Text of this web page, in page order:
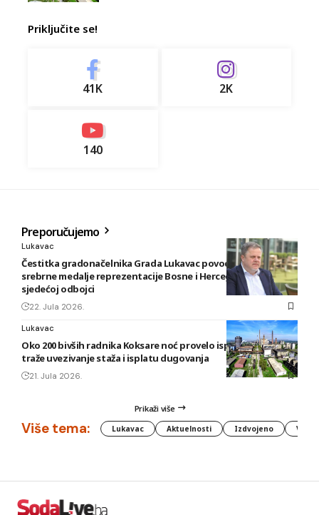
Priključite se!
41K 2K
140
Preporučujemo
Lukavac
Čestitka gradonačelnika Grada Lukavac povodom osvajanja
srebrne medalje reprezentacije Bosne i Hercegovine u
sjedećoj odbojci
22. Jula 2026.
Lukavac
Oko 200 bivših radnika Koksare noć provelo ispred fabrike,
traže uvezivanje staža i isplatu dugovanja
21. Jula 2026.
Prikaži više
Više tema: Lukavac Aktuelnosti Izdvojeno